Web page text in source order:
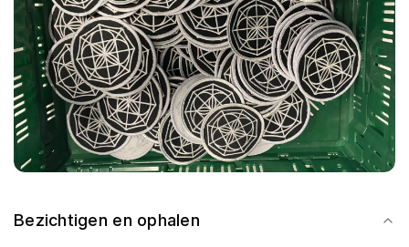
Bezichtigen en ophalen